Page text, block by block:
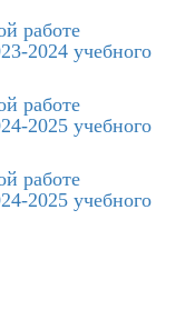
работе
2024 учебного
работе
2025 учебного
работе
2025 учебного